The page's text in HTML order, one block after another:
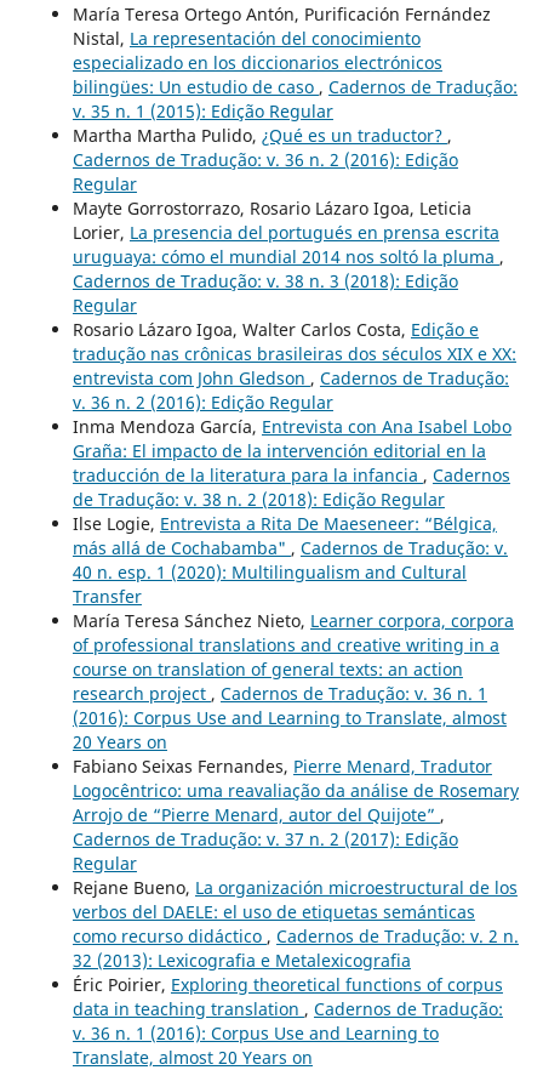
María Teresa Ortego Antón, Purificación Fernández
Nistal, La representación del conocimiento
especializado en los diccionarios electrónicos
bilingües: Un estudio de caso , Cadernos de Tradução:
v. 35 n. 1 (2015): Edição Regular
Martha Martha Pulido, ¿Qué es un traductor? ,
Cadernos de Tradução: v. 36 n. 2 (2016): Edição
Regular
Mayte Gorrostorrazo, Rosario Lázaro Igoa, Leticia
Lorier, La presencia del portugués en prensa escrita
uruguaya: cómo el mundial 2014 nos soltó la pluma ,
Cadernos de Tradução: v. 38 n. 3 (2018): Edição
Regular
Rosario Lázaro Igoa, Walter Carlos Costa, Edição e
tradução nas crônicas brasileiras dos séculos XIX e XX:
entrevista com John Gledson , Cadernos de Tradução:
v. 36 n. 2 (2016): Edição Regular
Inma Mendoza García, Entrevista con Ana Isabel Lobo
Graña: El impacto de la intervención editorial en la
traducción de la literatura para la infancia , Cadernos
de Tradução: v. 38 n. 2 (2018): Edição Regular
Ilse Logie, Entrevista a Rita De Maeseneer: “Bélgica,
más allá de Cochabamba" , Cadernos de Tradução: v.
40 n. esp. 1 (2020): Multilingualism and Cultural
Transfer
María Teresa Sánchez Nieto, Learner corpora, corpora
of professional translations and creative writing in a
course on translation of general texts: an action
research project , Cadernos de Tradução: v. 36 n. 1
(2016): Corpus Use and Learning to Translate, almost
20 Years on
Fabiano Seixas Fernandes, Pierre Menard, Tradutor
Logocêntrico: uma reavaliação da análise de Rosemary
Arrojo de “Pierre Menard, autor del Quijote” ,
Cadernos de Tradução: v. 37 n. 2 (2017): Edição
Regular
Rejane Bueno, La organización microestructural de los
verbos del DAELE: el uso de etiquetas semánticas
como recurso didáctico , Cadernos de Tradução: v. 2 n.
32 (2013): Lexicografia e Metalexicografia
Éric Poirier, Exploring theoretical functions of corpus
data in teaching translation , Cadernos de Tradução:
v. 36 n. 1 (2016): Corpus Use and Learning to
Translate, almost 20 Years on